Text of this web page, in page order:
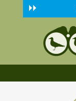
Skip to main content